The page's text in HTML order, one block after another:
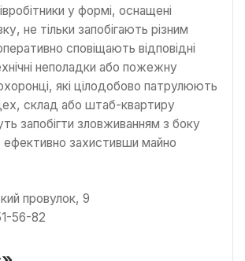
у формі, оснащені
не тільки запобігають різним
сповіщають відповідні
неполадки або пожежну
які цілодобово патрулюють
склад або штаб-квартиру
запобігти зловживанням з боку
ефективно захистивши майно
провулок, 9
56-82